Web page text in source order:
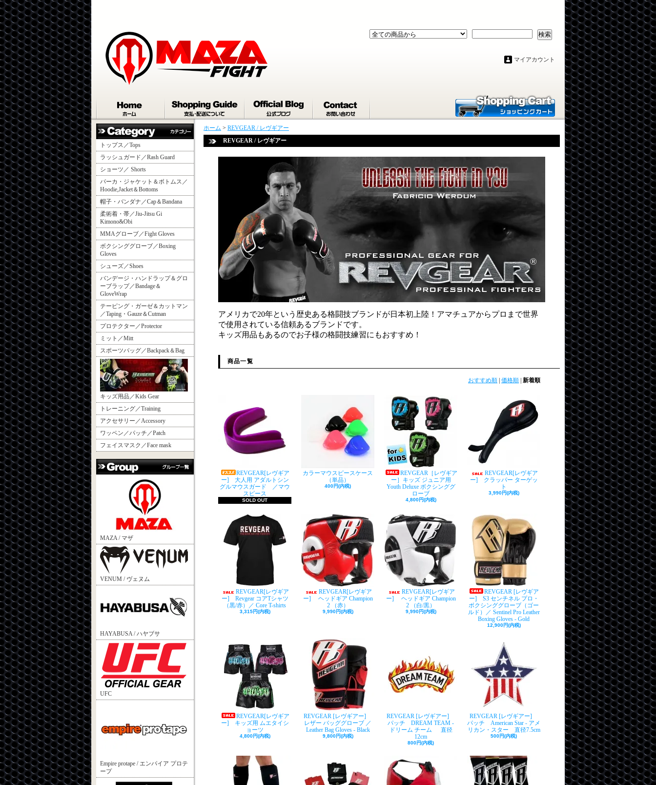
検索
マイアカウント
トップス／Tops
ラッシュガード／Rash Guard
ショーツ／ Shorts
パーカ・ジャケット＆ボトムス／
Hoodie,Jacket＆Bottoms
帽子・バンダナ／Cap＆Bandana
柔術着・帯／Jiu-Jitsu Gi
Kimono&Obi
MMAグローブ／Fight Gloves
ボクシンググローブ／Boxing
Gloves
シューズ／Shoes
バンデージ・ハンドラップ＆グロ
ーブラップ／Bandage＆
GloveWrap
テーピング・ガーゼ＆カットマン
／Taping・Gauze＆Cutman
プロテクター／Protector
ミット／Mitt
スポーツバッグ／Backpack＆Bag
キッズ用品／Kids Gear
トレーニング／Training
アクセサリー／Accessory
ワッペン／パッチ／Patch
フェイスマスク／Face mask
MAZA / マザ
VENUM / ヴェヌム
HAYABUSA / ハヤブサ
UFC
Empire protape / エンパイア プロテ
ープ
ホーム > REVGEAR / レヴギアー
REVGEAR / レヴギアー
アメリカで20年という歴史ある格闘技ブランドが日本初上陸！アマチュアからプロまで世界
で使用されている信頼あるブランドです。
キッズ用品もあるのでお子様の格闘技練習にもおすすめ！
商品一覧
おすすめ順 価格順 新着順
REVGEAR[レヴギア
ー] 大人用 アダルトシン
グルマウスガード ／マウ
スピース
SOLD OUT
カラーマウスピースケース
（単品）
400円(内税)
REVGEAR［レヴギア
ー］キッズ ジュニア用
Youth Deluxe ボクシンググ
ローブ
4,800円(内税)
REVGEAR[レヴギア
ー] クラッパー ターゲッ
ト
3,990円(内税)
REVGEAR[レヴギア
ー] Revgear コアTシャツ
（黒/赤）／ Core T-shirts
3,315円(内税)
REVGEAR[レヴギア
ー] ヘッドギア Champion
2 （赤）
9,990円(内税)
REVGEAR[レヴギア
ー] ヘッドギア Champion
2 （白/黒）
9,990円(内税)
REVGEAR [レヴギア
ー] S3 センチネル プロ・
ボクシンググローブ（ゴー
ルド）／ Sentinel Pro Leather
Boxing Gloves - Gold
12,900円(内税)
REVGEAR[レヴギア
ー] キッズ用 ムエタイシ
ョーツ
4,800円(内税)
REVGEAR [レヴギアー]
レザー バッググローブ ／
Leather Bag Gloves - Black
9,800円(内税)
REVGEAR [レヴギアー]
パッチ DREAM TEAM -
ドリーム チーム 直径
12cm
800円(内税)
REVGEAR [レヴギアー]
パッチ American Star - アメ
リカン・スター 直径7.5cm
500円(内税)